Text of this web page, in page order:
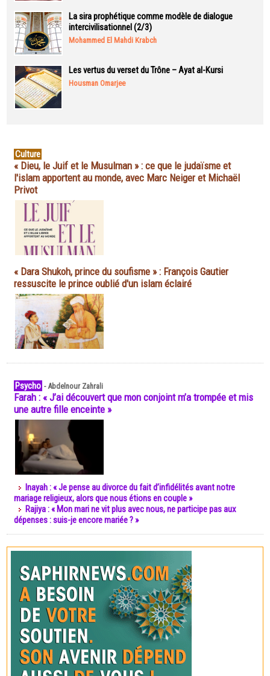
La sira prophétique comme modèle de dialogue
intercivilisationnel (2/3)
Mohammed El Mahdi Krabch
Les vertus du verset du Trône – Ayat al-Kursi
Housman Omarjee
Culture
« Dieu, le Juif et le Musulman » : ce que le judaïsme et
l'islam apportent au monde, avec Marc Neiger et Michaël
Privot
« Dara Shukoh, prince du soufisme » : François Gautier
ressuscite le prince oublié d'un islam éclairé
Psycho -Abdelnour Zahrali
Farah : « J’ai découvert que mon conjoint m’a trompée et mis
une autre fille enceinte »
Inayah : « Je pense au divorce du fait d’infidélités avant notre
mariage religieux, alors que nous étions en couple »
Rajiya : « Mon mari ne vit plus avec nous, ne participe pas aux
dépenses : suis-je encore mariée ? »